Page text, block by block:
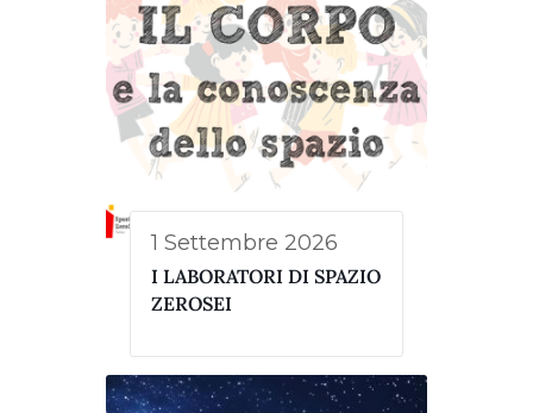
1 Settembre 2026
I LABORATORI DI SPAZIO
ZEROSEI